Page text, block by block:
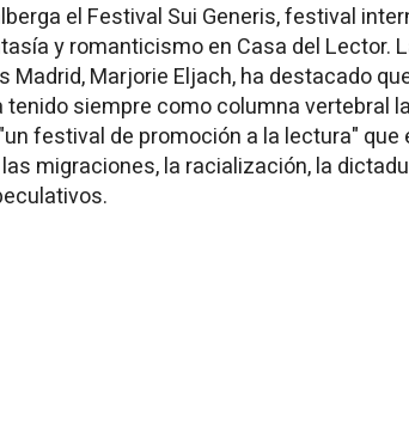
el Festival Sui Generis, festival
y romanticismo en Casa del Lector.
Madrid, Marjorie Eljach, ha destacado
siempre como columna vertebral
festival de promoción a la lectura"
migraciones, la racialización, la